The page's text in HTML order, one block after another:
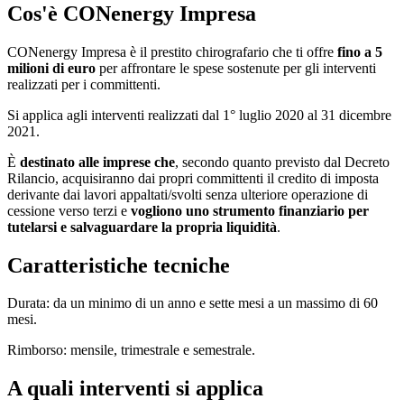
Cos'è CONenergy Impresa
CONenergy Impresa è il prestito chirografario che ti offre fino a 5
milioni di euro per affrontare le spese sostenute per gli interventi
realizzati per i committenti.
Si applica agli interventi realizzati dal 1° luglio 2020 al 31 dicembre
2021.
È destinato alle imprese che, secondo quanto previsto dal Decreto
Rilancio, acquisiranno dai propri committenti il credito di imposta
derivante dai lavori appaltati/svolti senza ulteriore operazione di
cessione verso terzi e vogliono uno strumento finanziario per
tutelarsi e salvaguardare la propria liquidità.
Caratteristiche tecniche
Durata: da un minimo di un anno e sette mesi a un massimo di 60
mesi.
Rimborso: mensile, trimestrale e semestrale.
A quali interventi si applica